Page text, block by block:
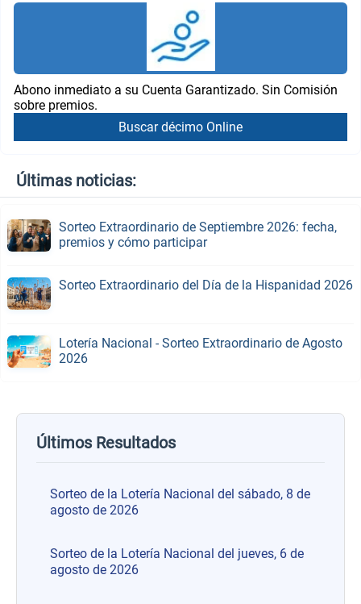
Abono inmediato a su Cuenta Garantizado. Sin Comisión
sobre premios.
Buscar décimo Online
Últimas noticias:
Sorteo Extraordinario de Septiembre 2026: fecha,
premios y cómo participar
Sorteo Extraordinario del Día de la Hispanidad 2026
Lotería Nacional - Sorteo Extraordinario de Agosto
2026
Últimos Resultados
Sorteo de la Lotería Nacional del sábado, 8 de
agosto de 2026
Sorteo de la Lotería Nacional del jueves, 6 de
agosto de 2026